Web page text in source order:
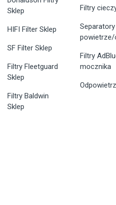
Sklep
HIFI Filter Sklep
SF Filter Sklep
Filtry Fleetguard
Sklep
Filtry Baldwin
Sklep
Filtry
Separatory
powietrze/
Filtry
mocznika